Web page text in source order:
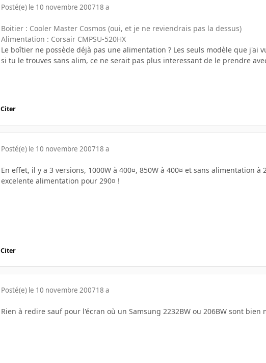
Posté(e) le 10 novembre 200718 a
Boitier : Cooler Master Cosmos (oui, et je ne reviendrais pas la dessus)
Alimentation : Corsair CMPSU-520HX
Le boîtier ne possède déjà pas une alimentation ? Les seuls modèle que
si tu le trouves sans alim, ce ne serait pas plus interessant de le prendre
Citer
Posté(e) le 10 novembre 200718 a
En effet, il y a 3 versions, 1000W à 400¤, 850W à 400¤ et sans
excelente alimentation pour 290¤ !
Citer
Posté(e) le 10 novembre 200718 a
Rien à redire sauf pour l'écran où un Samsung 2232BW ou 206BW sont